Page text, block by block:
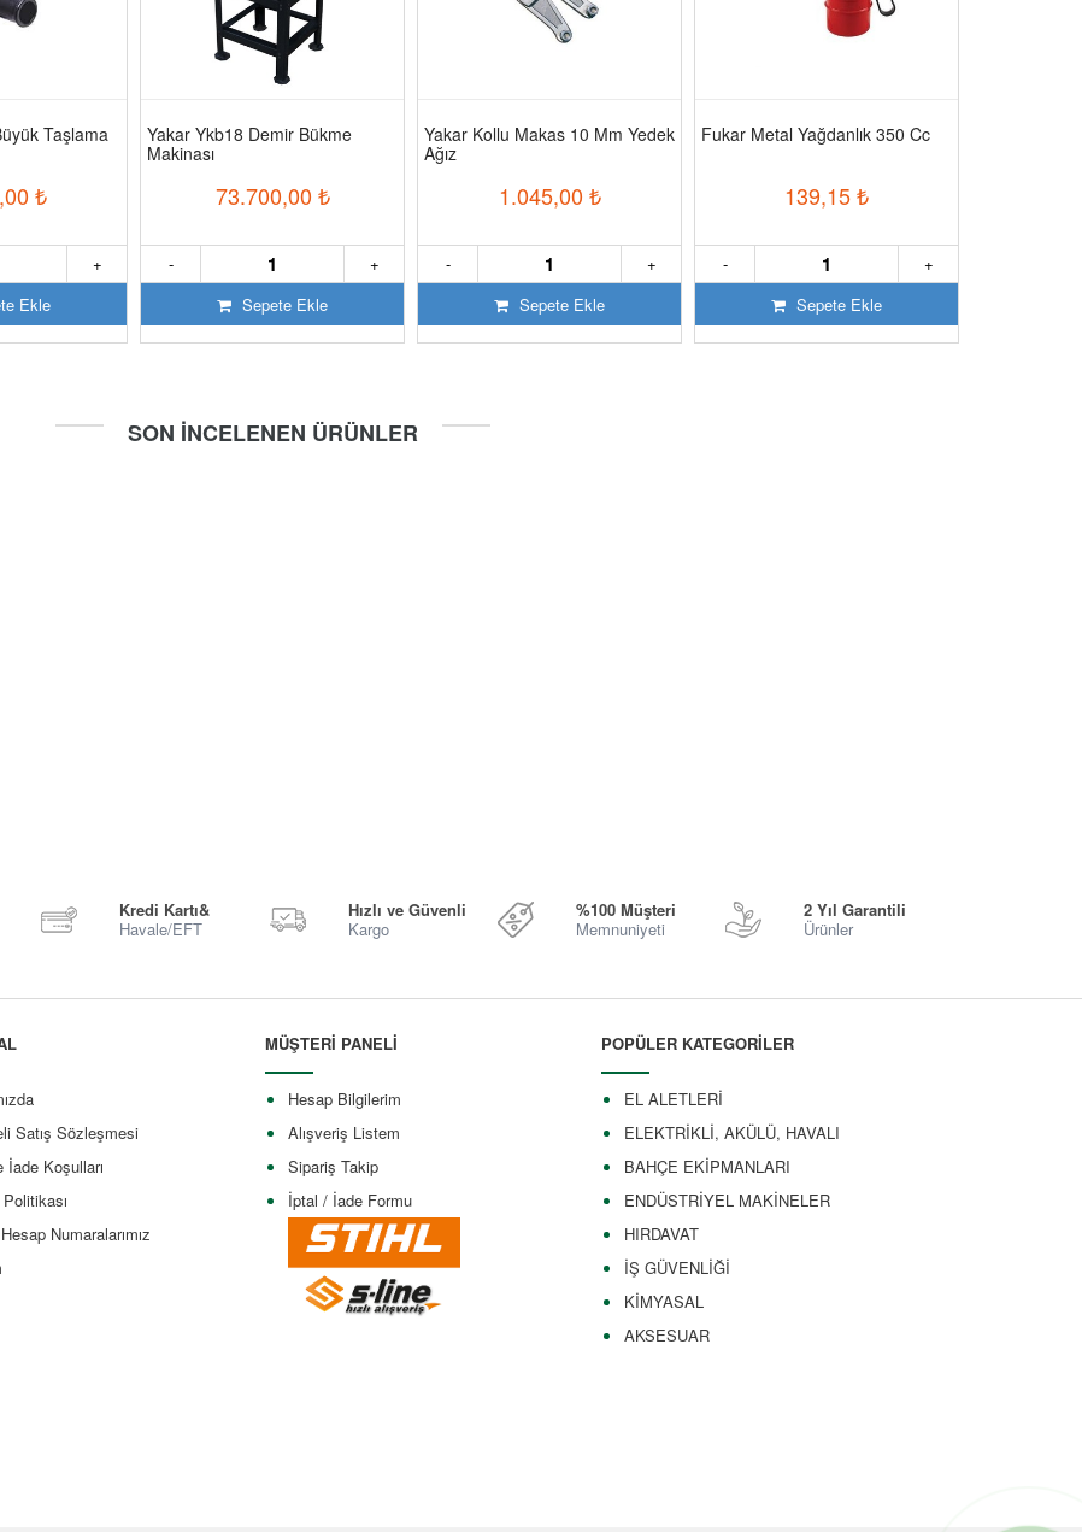
Taşlama
₺
+
Ekle
Yakar Ykb18 Demir Bükme
Makinası
73.700,00 ₺
+
-
Sepete Ekle
Yakar Kollu Makas 10 Mm Yedek
Ağız
1.045,00 ₺
+
-
Sepete Ekle
Fukar Metal Yağdanlık 350 Cc
139,15₺
+
-
Sepete Ekle
SON İNCELENEN ÜRÜNLER
Kredi Kartı&
Havale/EFT
Hızlı ve Güvenli
Kargo
%100 Müşteri
Memnuniyeti
2 Yıl Garantili
Ürünler
Satış Sözleşmesi
İade Koşulları
Numaralarımız
MÜŞTERİ PANELİ
Hesap Bilgilerim
Alışveriş Listem
Sipariş Takip
İptal / İade Formu
POPÜLER KATEGORİLER
EL ALETLERİ
ELEKTRİKLİ, AKÜLÜ, HAVALI
BAHÇE EKİPMANLARI
ENDÜSTRİYEL MAKİNELER
HIRDAVAT
İŞ GÜVENLİĞİ
KİMYASAL
AKSESUAR